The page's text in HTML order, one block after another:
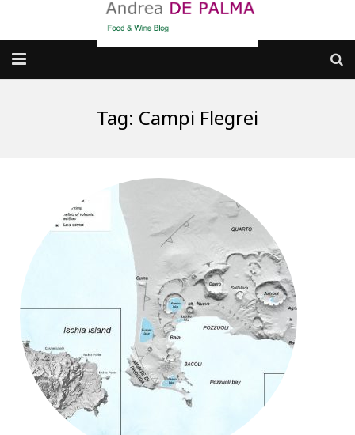
dove MANGIARE
cosa CUCINARE
dove ANDARE
Punti di vista e approfondimenti
Contatti
Tag: Campi Flegrei